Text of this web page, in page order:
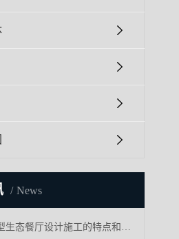
News
态餐厅设计施工的特点和要素